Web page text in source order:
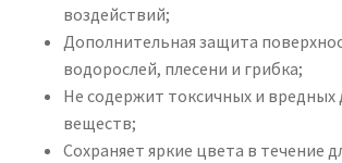
воздействий;
Дополнительная защита
водорослей, плесени и грибка;
Не содержит токсичных и вредных
веществ;
Сохраняет яркие цвета в течение